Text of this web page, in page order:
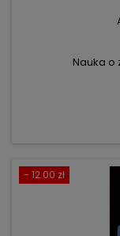
Nauka o
- 12.00 zł